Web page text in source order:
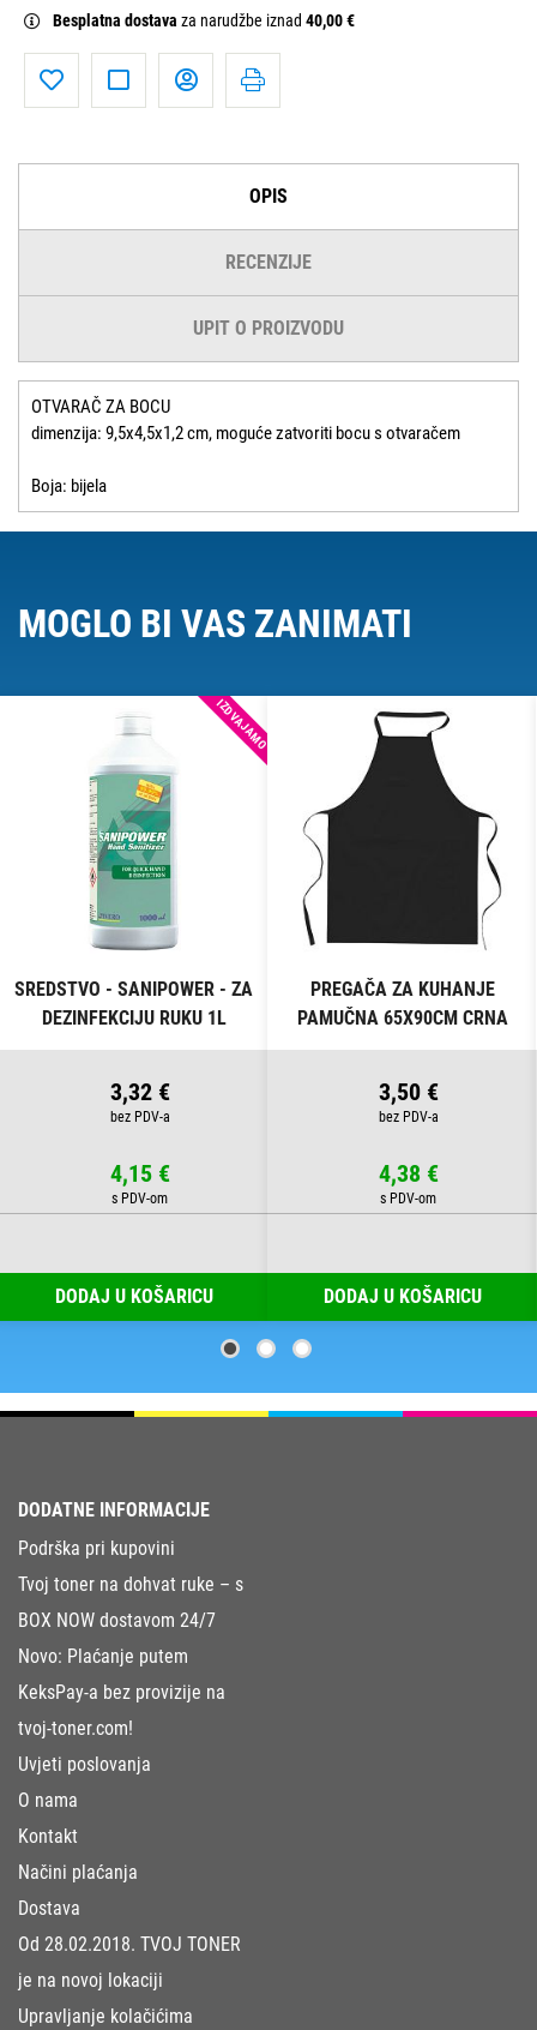
Besplatna dostava za narudžbe iznad 40,00 €
OPIS
RECENZIJE
UPIT O PROIZVODU
OTVARAČ ZA BOCU
dimenzija: 9,5x4,5x1,2 cm, moguće zatvoriti bocu s otvaračem
Boja: bijela
MOGLO BI VAS ZANIMATI
IZDVAJAMO
SREDSTVO - SANIPOWER - ZA
DEZINFEKCIJU RUKU 1L
3,32 €
4,15 €
DODAJ U KOŠARICU
PREGAČA ZA KUHANJE
PAMUČNA 65X90CM CRNA
3,50 €
4,38 €
DODAJ U KOŠARICU
DODATNE INFORMACIJE
Podrška pri kupovini
Tvoj toner na dohvat ruke – s
BOX NOW dostavom 24/7
Novo: Plaćanje putem
KeksPay-a bez provizije na
tvoj-toner.com!
Uvjeti poslovanja
O nama
Kontakt
Načini plaćanja
Dostava
Od 28.02.2018. TVOJ TONER
je na novoj lokaciji
Upravljanje kolačićima